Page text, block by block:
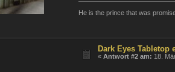
He is the prince that was
Dark Eyes Tabletop
«Antwort #2 am: 18.